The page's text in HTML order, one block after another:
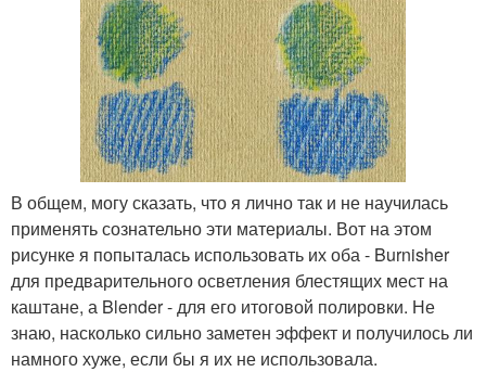
В общем, могу сказать, что я лично так и не научилась
применять сознательно эти материалы. Вот на этом
рисунке я попыталась использовать их оба - Burnisher
для предварительного осветления блестящих мест на
каштане, а Blender - для его итоговой полировки. Не
знаю, насколько сильно заметен эффект и получилось ли
намного хуже, если бы я их не использовала.